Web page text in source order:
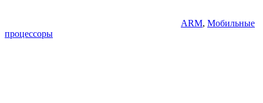
ARM, Мобильные
процессоры